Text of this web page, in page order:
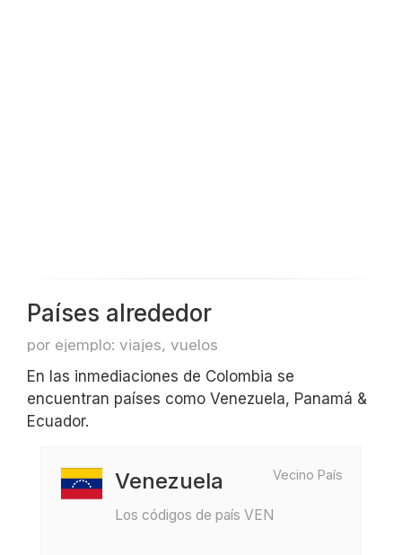
Países alrededor
por ejemplo: viajes, vuelos
En las inmediaciones de Colombia se
encuentran países como Venezuela, Panamá &
Ecuador.
Vecino País
Venezuela
Los códigos de país VEN